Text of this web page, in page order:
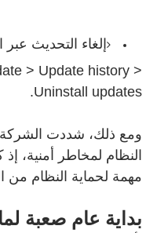
إلغاء التحديث عبر
> Update history >
Uninstall updates.
ومع ذلك، شددت الشركة
النظام لمخاطر أمنية،
مهمة لحماية النظام من
بداية عام صعبة